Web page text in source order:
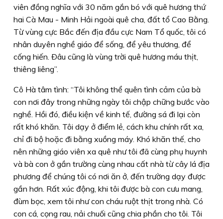
viên đồng nghĩa với 30 năm gắn bó với quê hương thứ
hai Cà Mau - Minh Hải ngoài quê cha, đất tổ Cao Bằng.
Từ vùng cực Bắc đến địa đầu cực Nam Tổ quốc, tôi có
nhân duyên nghề giáo để sống, để yêu thương, để
cống hiến. Ðâu cũng là vùng trời quê hương máu thịt,
thiêng liêng”.
Cô Hà tâm tình: “Tôi không thể quên tình cảm của bà
con nơi đây trong những ngày tôi chập chững bước vào
nghề. Hồi đó, điều kiện về kinh tế, đường sá đi lại còn
rất khó khăn. Tôi dạy ở điểm lẻ, cách khu chính rất xa,
chỉ đi bộ hoặc đi bằng xuồng máy. Khó khăn thế, cho
nên những giáo viên xa quê như tôi đã cùng phụ huynh
và bà con ở gần trường cùng nhau cất nhà từ cây lá địa
phương để chúng tôi có nơi ăn ở, đến trường dạy được
gần hơn. Rất xúc động, khi tôi được bà con cưu mang,
đùm bọc, xem tôi như con cháu ruột thịt trong nhà. Có
con cá, cọng rau, nải chuối cũng chia phần cho tôi. Tôi